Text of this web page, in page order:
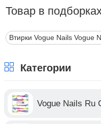
Товар в
Втирки Vogue Nails Vogue
Категории
Vogue Nails Ru